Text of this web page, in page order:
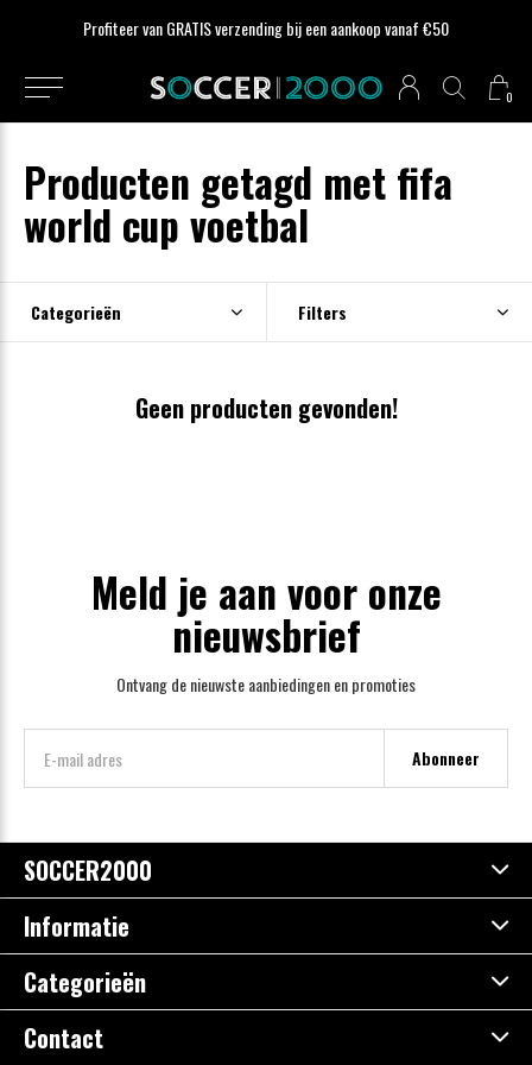
0
Profiteer van GRATIS verzending bij een aankoop vanaf €50
Producten getagd met fifa
world cup voetbal
Categorieën Filters
Geen producten gevonden!
Meld je aan voor onze
nieuwsbrief
Ontvang de nieuwste aanbiedingen en promoties
Abonneer
SOCCER2000
Informatie
Categorieën
Contact